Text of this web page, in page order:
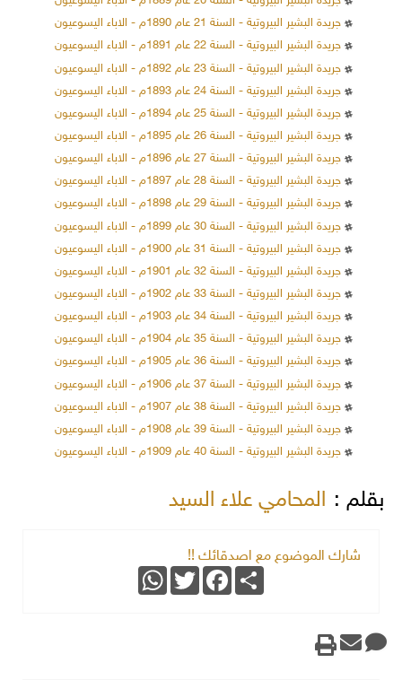
جريدة البشير البيروتية - السنة 21 عام 1890م - الاباء اليسوعيون
جريدة البشير البيروتية - السنة 22 عام 1891م - الاباء اليسوعيون
جريدة البشير البيروتية - السنة 23 عام 1892م - الاباء اليسوعيون
جريدة البشير البيروتية - السنة 24 عام 1893م - الاباء اليسوعيون
جريدة البشير البيروتية - السنة 25 عام 1894م - الاباء اليسوعيون
جريدة البشير البيروتية - السنة 26 عام 1895م - الاباء اليسوعيون
جريدة البشير البيروتية - السنة 27 عام 1896م - الاباء اليسوعيون
جريدة البشير البيروتية - السنة 28 عام 1897م - الاباء اليسوعيون
جريدة البشير البيروتية - السنة 29 عام 1898م - الاباء اليسوعيون
جريدة البشير البيروتية - السنة 30 عام 1899م - الاباء اليسوعيون
جريدة البشير البيروتية - السنة 31 عام 1900م - الاباء اليسوعيون
جريدة البشير البيروتية - السنة 32 عام 1901م - الاباء اليسوعيون
جريدة البشير البيروتية - السنة 33 عام 1902م - الاباء اليسوعيون
جريدة البشير البيروتية - السنة 34 عام 1903م - الاباء اليسوعيون
جريدة البشير البيروتية - السنة 35 عام 1904م - الاباء اليسوعيون
جريدة البشير البيروتية - السنة 36 عام 1905م - الاباء اليسوعيون
جريدة البشير البيروتية - السنة 37 عام 1906م - الاباء اليسوعيون
جريدة البشير البيروتية - السنة 38 عام 1907م - الاباء اليسوعيون
جريدة البشير البيروتية - السنة 39 عام 1908م - الاباء اليسوعيون
جريدة البشير البيروتية - السنة 40 عام 1909م - الاباء اليسوعيون
بقلم : المحامي علاء السيد
شارك الموضوع مع اصدقائك !!
Share
Facebook
Twitter
WhatsApp